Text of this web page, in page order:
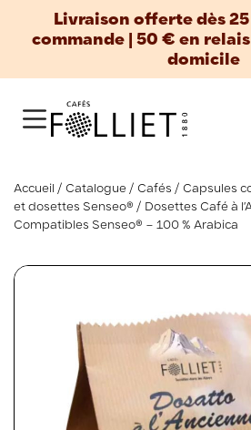
Livraison offerte dès 25
commande | 50 € en
domicile
Accueil Catalogue Cafés
Capsules
et dosettes Senseo®
Dosettes Café à
Compatibles Senseo® – 100 % Arabica